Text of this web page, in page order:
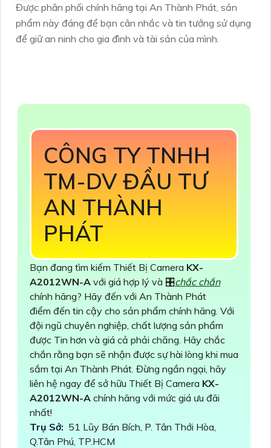
Được phân phối chính hãng tại An Thành Phát, sản
phẩm này đáng để bạn cân nhắc và tin tưởng sử dụng
để giữ an ninh cho gia đình và tài sản của mình.
CÔNG TY TNHH
TM-DV ĐẦU TƯ
AN THÀNH
PHÁT
Bạn đang tìm kiếm Thiết Bị Camera KX-
A2012WN-A với giá hợp lý và 🎛chắc chắn
chính hãng? Hãy đến với An Thành Phát
điểm đến tin cậy cho sản phẩm chính hãng. Với
đội ngũ chuyên nghiệp, chất lượng sản phẩm
được Tin hơn và giá cả phải chăng. Hãy chắc
chắn rằng bạn sẽ nhận được sự hài lòng khi mua
sắm tại An Thành Phát. Đừng ngần ngại, hãy
liên hệ ngay để sở hữu Thiết Bị Camera KX-
A2012WN-A chính hãng với mức giá ưu đãi
nhất!
Trụ Sở: 51 Lũy Bán Bích, P. Tân Thới Hòa,
Q.Tân Phú, TP.HCM